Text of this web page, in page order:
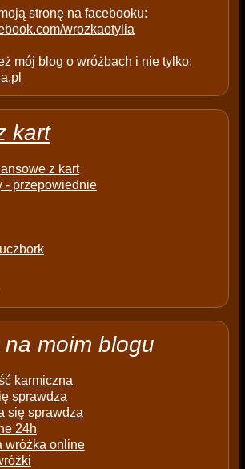
stronę na facebooku:
wrozkaotylia
mój blog o wróżbach i nie tylko:
kart
z kart
- przepowiednie
moim blogu
karmiczna
sprawdza
się sprawdza
24h
wróżka online